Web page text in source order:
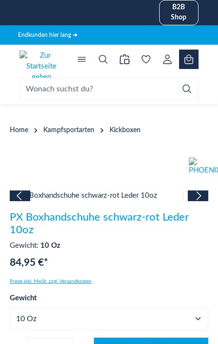
B2B
Shop
Endkunden hier lang ➜
Home Kampfsportarten Kickboxen
Bildergalerie überspringen
PX Boxhandschuhe schwarz-rot Leder
10oz
Gewicht: 10 Oz
84,95 €*
Preise inkl. MwSt. zzgl. Versandkosten
Gewichtauswählen